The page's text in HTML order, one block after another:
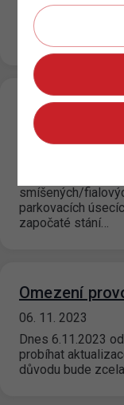
Z technických
všechny výdejny
Žádosti o
Parkování v
11. 2023
smíšených/
parkovacích
započaté stání…
Omezení
06. 11. 2023
Dnes 6.11.2023
probíhat
důvodu bude